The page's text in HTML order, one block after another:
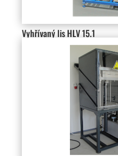
Vyhřívaný lis HLV 15.1